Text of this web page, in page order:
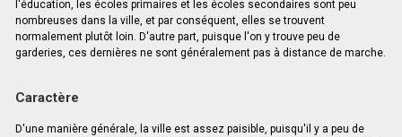
l'éducation, les écoles primaires et les écoles secondaires sont peu
nombreuses dans la ville, et par conséquent, elles se trouvent
normalement plutôt loin. D'autre part, puisque l'on y trouve peu de
garderies, ces dernières ne sont généralement pas à distance de marche.
Caractère
D'une manière générale, la ville est assez paisible, puisqu'il y a peu de